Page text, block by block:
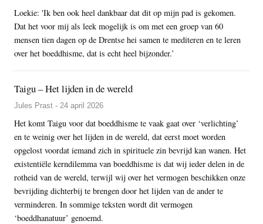
Loekie: 'Ik ben ook heel dankbaar dat dit op mijn pad is gekomen.
Dat het voor mij als leek mogelijk is om met een groep van 60
mensen tien dagen op de Drentse hei samen te mediteren en te leren
over het boeddhisme, dat is echt heel bijzonder.’
Taigu – Het lijden in de wereld
Jules Prast - 24 april 2026
Het komt Taigu voor dat boeddhisme te vaak gaat over ‘verlichting’
en te weinig over het lijden in de wereld, dat eerst moet worden
opgelost voordat iemand zich in spirituele zin bevrijd kan wanen. Het
existentiële kerndilemma van boeddhisme is dat wij ieder delen in de
rotheid van de wereld, terwijl wij over het vermogen beschikken onze
bevrijding dichterbij te brengen door het lijden van de ander te
verminderen. In sommige teksten wordt dit vermogen
‘boeddhanatuur’ genoemd.